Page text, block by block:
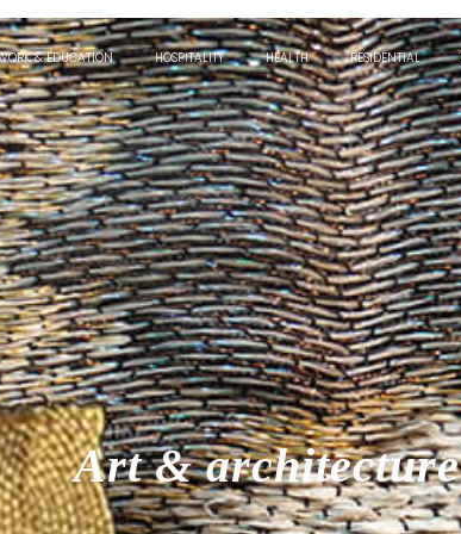
& EDUCATION HOSPITALITY HEALTH RESIDENTIAL
Art & architecture